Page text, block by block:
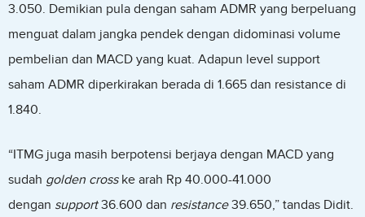
3.050. Demikian pula dengan saham ADMR yang berpeluang
menguat dalam jangka pendek dengan didominasi volume
pembelian dan MACD yang kuat. Adapun level support
saham ADMR diperkirakan berada di 1.665 dan resistance di
1.840.
“ITMG juga masih berpotensi berjaya dengan MACD yang
sudah golden crosske arah Rp 40.000-41.000
dengan support36.600 dan resistance39.650,” tandas Didit.